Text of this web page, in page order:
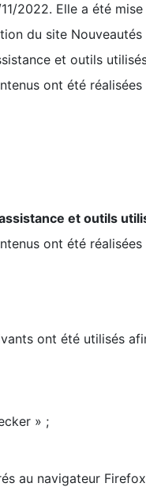
2022. Elle a été
du site Nouveautés
et outils
ont été
et outils
ont été
ont été utilisés
» ;
au navigateur